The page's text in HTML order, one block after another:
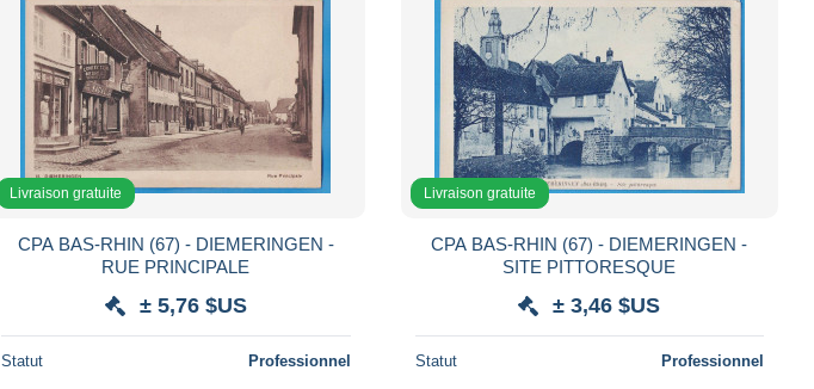
Livraison gratuite
CPA BAS-RHIN (67) - DIEMERINGEN -
RUE PRINCIPALE
± 5,76 $US
Statut Professionnel
Livraison gratuite
CPA BAS-RHIN (67) - DIEMERINGEN -
SITE PITTORESQUE
± 3,46 $US
Statut Professionnel